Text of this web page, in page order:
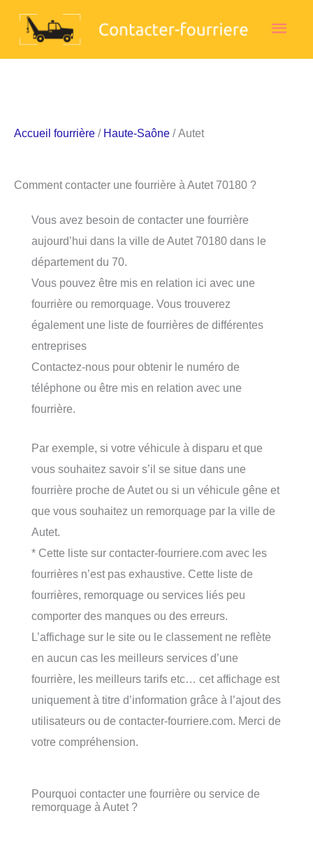
Accueil fourrière / Haute-Saône / Autet
Comment contacter une fourrière à Autet 70180 ?
Vous avez besoin de contacter une fourrière
aujourd’hui dans la ville de Autet 70180 dans le
département du 70.
Vous pouvez être mis en relation ici avec une
fourrière ou remorquage. Vous trouverez
également une liste de fourrières de différentes
entreprises
Contactez-nous pour obtenir le numéro de
téléphone ou être mis en relation avec une
fourrière.
Par exemple, si votre véhicule à disparu et que
vous souhaitez savoir s’il se situe dans une
fourrière proche de Autet ou si un véhicule gêne et
que vous souhaitez un remorquage par la ville de
Autet.
* Cette liste sur contacter-fourriere.com avec les
fourrières n’est pas exhaustive. Cette liste de
fourrières, remorquage ou services liés peu
comporter des manques ou des erreurs.
L’affichage sur le site ou le classement ne reflète
en aucun cas les meilleurs services d’une
fourrière, les meilleurs tarifs etc… cet affichage est
uniquement à titre d’information grâce à l’ajout des
utilisateurs ou de contacter-fourriere.com. Merci de
votre compréhension.
Pourquoi contacter une fourrière ou service de
remorquage à Autet ?